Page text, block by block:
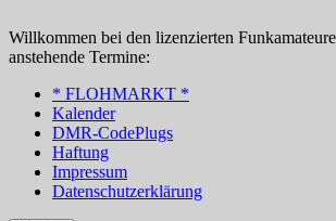
Inhalt
springen
Willkommen bei den lizenzierten
anstehende Termine:
* FLOHMARKT *
Kalender
DMR-CodePlugs
Haftung
Impressum
Datenschutzerklärung